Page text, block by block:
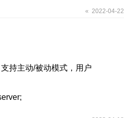
« 2022-04-22
持主动/被动模式，用户